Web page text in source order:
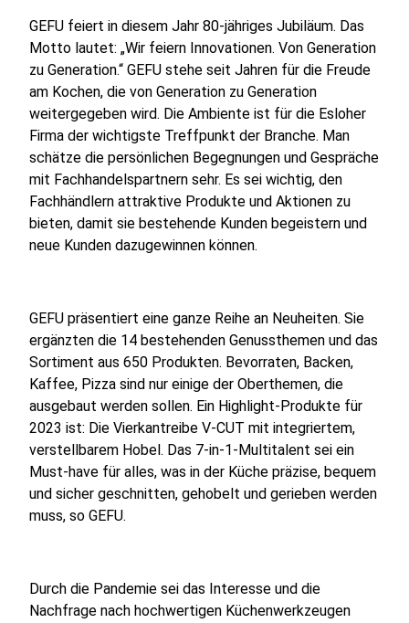
GEFU feiert in diesem Jahr 80-jähriges Jubiläum. Das
Motto lautet: „Wir feiern Innovationen. Von Generation
zu Generation.“ GEFU stehe seit Jahren für die Freude
am Kochen, die von Generation zu Generation
weitergegeben wird. Die Ambiente ist für die Esloher
Firma der wichtigste Treffpunkt der Branche. Man
schätze die persönlichen Begegnungen und Gespräche
mit Fachhandelspartnern sehr. Es sei wichtig, den
Fachhändlern attraktive Produkte und Aktionen zu
bieten, damit sie bestehende Kunden begeistern und
neue Kunden dazugewinnen können.
GEFU präsentiert eine ganze Reihe an Neuheiten. Sie
ergänzten die 14 bestehenden Genussthemen und das
Sortiment aus 650 Produkten. Bevorraten, Backen,
Kaffee, Pizza sind nur einige der Oberthemen, die
ausgebaut werden sollen. Ein Highlight-Produkte für
2023 ist: Die Vierkantreibe V-CUT mit integriertem,
verstellbarem Hobel. Das 7-in-1-Multitalent sei ein
Must-have für alles, was in der Küche präzise, bequem
und sicher geschnitten, gehobelt und gerieben werden
muss, so GEFU.
Durch die Pandemie sei das Interesse und die
Nachfrage nach hochwertigen Küchenwerkzeugen